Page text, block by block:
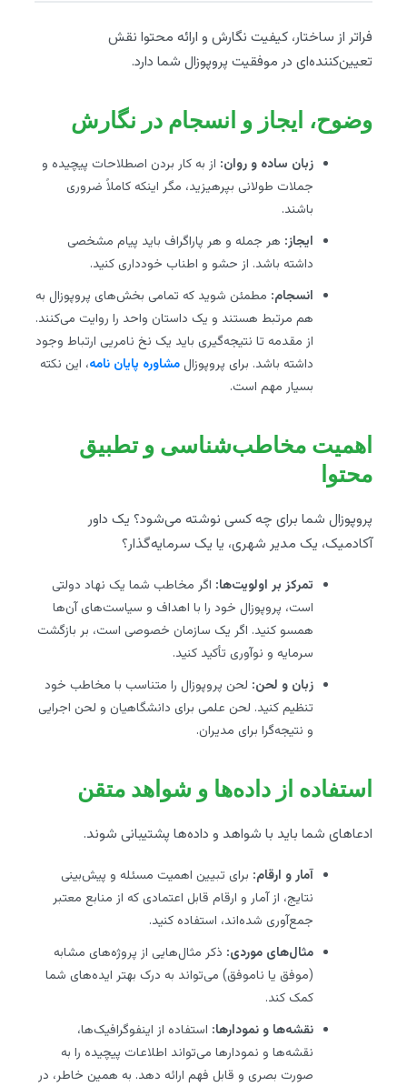
فراتر از ساختار، کیفیت نگارش و ارائه محتوا نقش
تعیین‌کننده‌ای در موفقیت پروپوزال شما دارد.
وضوح، ایجاز و انسجام در نگارش
زبان ساده و روان: از به کار بردن اصطلاحات پیچیده و
جملات طولانی بپرهیزید، مگر اینکه کاملاً ضروری
باشند.
ایجاز: هر جمله و هر پاراگراف باید پیام مشخصی
داشته باشد. از حشو و اطناب خودداری کنید.
انسجام:مطمئن شوید که تمامی بخش‌های پروپوزال به
هم مرتبط هستند و یک داستان واحد را روایت می‌کنند.
از مقدمه تا نتیجه‌گیری باید یک نخ نامریی ارتباط وجود
داشته باشد. برای پروپوزالمشاوره پایان نامه، این نکته
بسیار مهم است.
اهمیت مخاطب‌شناسی و تطبیق
محتوا
پروپوزال شما برای چه کسی نوشته می‌شود؟ یک داور
آکادمیک، یک مدیر شهری، یا یک سرمایه‌گذار؟
تمرکز بر اولویت‌ها:اگر مخاطب شما یک نهاد دولتی
است، پروپوزال خود را با اهداف و سیاست‌های آن‌ها
همسو کنید. اگر یک سازمان خصوصی است، بر بازگشت
سرمایه و نوآوری تأکید کنید.
زبان و لحن: لحن پروپوزال را متناسب با مخاطب خود
تنظیم کنید. لحن علمی برای دانشگاهیان و لحن اجرایی
و نتیجه‌گرا برای مدیران.
استفاده از داده‌ها و شواهد متقن
ادعاهای شما باید با شواهد و داده‌ها پشتیبانی شوند.
آمار و ارقام: برای تبیین اهمیت مسئله و پیش‌بینی
نتایج، از آمار و ارقام قابل اعتمادی که از منابع معتبر
جمع‌آوری شده‌اند، استفاده کنید.
مثال‌های موردی:ذکر مثال‌هایی از پروژه‌های مشابه
(موفق یا ناموفق) می‌تواند به درک بهتر ایده‌های شما
کمک کند.
نقشه‌ها و نمودارها:استفاده از اینفوگرافیک‌ها،
نقشه‌ها و نمودارها می‌تواند اطلاعات پیچیده را به
صورت بصری و قابل فهم ارائه دهد. به همین خاطر، در